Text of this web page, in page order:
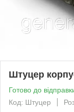
Штуцер
Готово до
Код: Штуцер